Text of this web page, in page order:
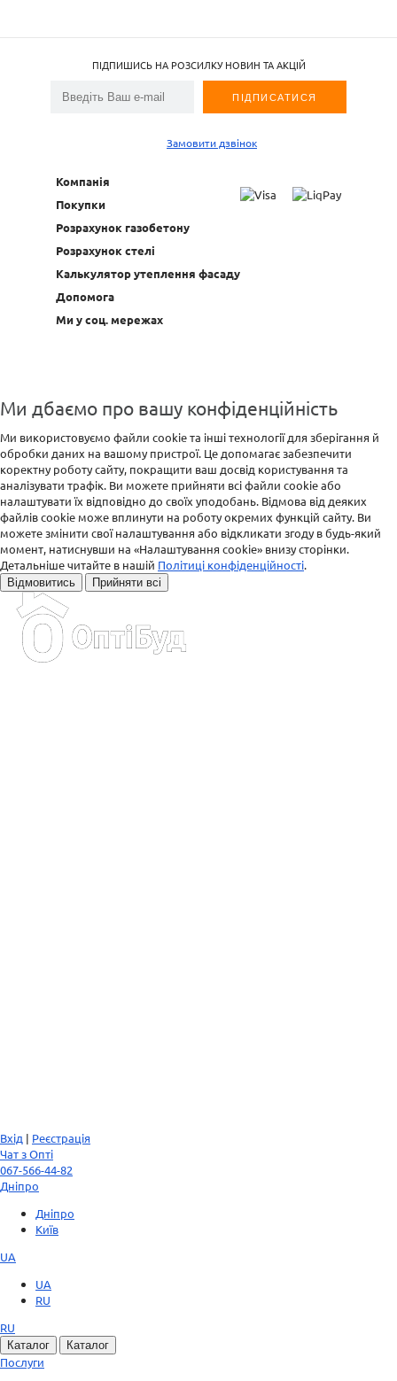
ПІДПИШИСЬ НА РОЗСИЛКУ НОВИН ТА АКЦІЙ
Замовити дзвінок
Компанія
Покупки
Розрахунок газобетону
Розрахунок стелі
Калькулятор утеплення фасаду
Допомога
Ми у соц. мережах
Ми дбаємо про вашу конфіденційність
Ми використовуємо файли cookie та інші технології для зберігання й
обробки даних на вашому пристрої. Це допомагає забезпечити
коректну роботу сайту, покращити ваш досвід користування та
аналізувати трафік. Ви можете прийняти всі файли cookie або
налаштувати їх відповідно до своїх уподобань. Відмова від деяких
файлів cookie може вплинути на роботу окремих функцій сайту. Ви
можете змінити свої налаштування або відкликати згоду в будь-який
момент, натиснувши на «Налаштування cookie» внизу сторінки.
Детальніше читайте в нашій Політиці конфіденційності.
Відмовитись Прийняти всі
Вхід | Реєстрація
Чат з Опті
067-566-44-82
Дніпро
Дніпро
Київ
UA
UA
RU
RU
Каталог Каталог
Послуги